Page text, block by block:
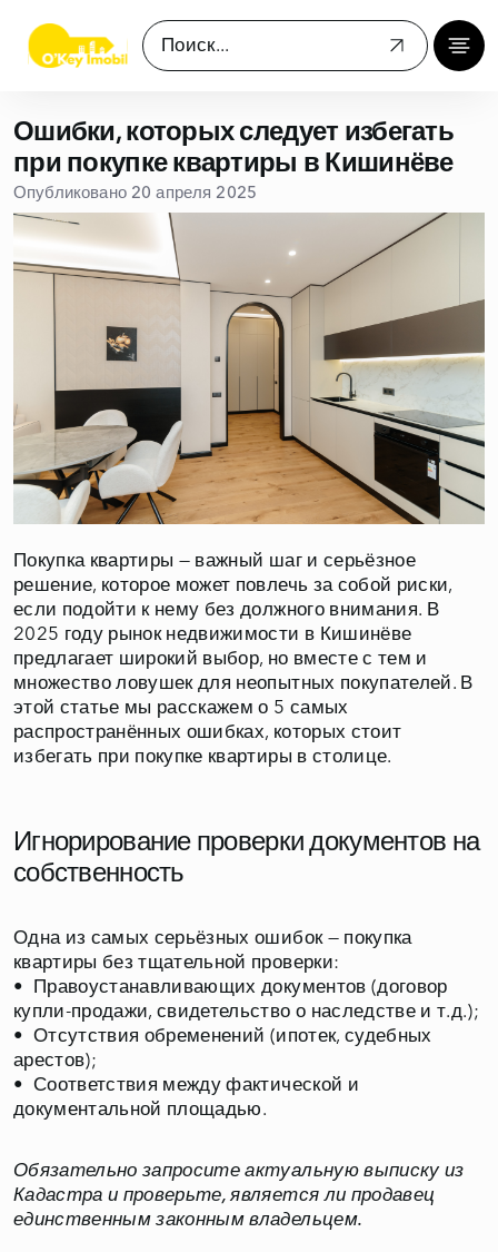
Ошибки, которых следует избегать
при покупке квартиры в Кишинёве
Опубликовано 20 апреля 2025
Покупка квартиры — важный шаг и серьёзное
решение, которое может повлечь за собой риски,
если подойти к нему без должного внимания. В
2025 году рынок недвижимости в Кишинёве
предлагает широкий выбор, но вместе с тем и
множество ловушек для неопытных покупателей. В
этой статье мы расскажем о 5 самых
распространённых ошибках, которых стоит
избегать при покупке квартиры в столице.
Игнорирование проверки документов на
собственность
Одна из самых серьёзных ошибок — покупка
квартиры без тщательной проверки:
• Правоустанавливающих документов (договор
купли-продажи, свидетельство о наследстве и т.д.);
• Отсутствия обременений (ипотек, судебных
арестов);
• Соответствия между фактической и
документальной площадью.
Обязательно запросите актуальную выписку из
Кадастра и проверьте, является ли продавец
единственным законным владельцем.